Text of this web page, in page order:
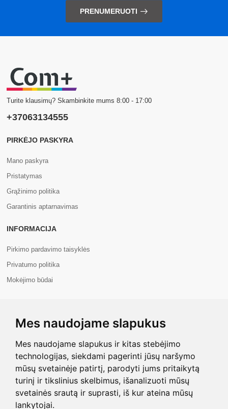
Mes naudojame slapukus
Mes naudojame slapukus ir kitas stebėjimo
technologijas, siekdami pagerinti jūsų naršymo
mūsų svetainėje patirtį, parodyti jums pritaikytą
turinį ir tikslinius skelbimus, išanalizuoti mūsų
svetainės srautą ir suprasti, iš kur ateina mūsų
lankytojai.
PRENUMERUOTI
Turite klausimų? Skambinkite mums 8:00 - 17:00
+37063134555
PIRKĖJO PASKYRA
Mano paskyra
Pristatymas
Grąžinimo politika
Garantinis aptarnavimas
INFORMACIJA
Pirkimo pardavimo taisyklės
Privatumo politika
Mokėjimo būdai
Apie mus
Copyright © 2026 Com+. Visos teisės saugomos.